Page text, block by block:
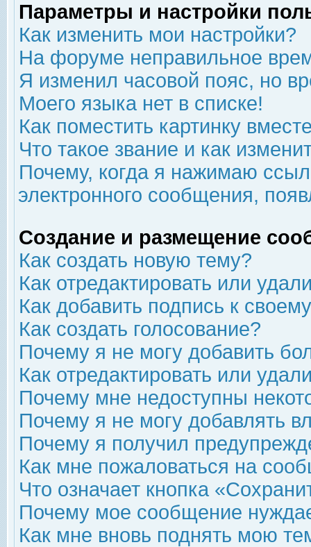
Параметры и настройки
Как изменить мои настройки?
На форуме неправильное
Я изменил часовой пояс, но
Моего языка нет в списке!
Как поместить картинку
Что такое звание и как
Почему, когда я нажимаю
электронного сообщения,
Создание и размещение
Как создать новую тему?
Как отредактировать или
Как добавить подпись к
Как создать голосование?
Почему я не могу добавить
Как отредактировать или
Почему мне недоступны
Почему я не могу добавлять
Почему я получил
Как мне пожаловаться на
Что означает кнопка
Почему мое сообщение
Как мне вновь поднять мою